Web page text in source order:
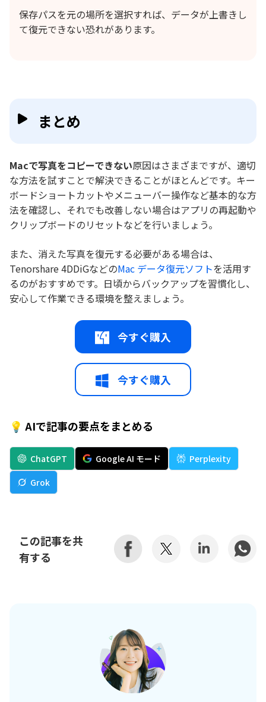
保存パスを元の場所を選択すれば、データが上書きし
て復元できない恐れがあります。
まとめ
Macで写真をコピーできない原因はさまざまですが、適切
な方法を試すことで解決できることがほとんどです。キー
ボードショートカットやメニューバー操作など基本的な方
法を確認し、それでも改善しない場合はアプリの再起動や
クリップボードのリセットなどを行いましょう。
また、消えた写真を復元する必要がある場合は、
Tenorshare 4DDiGなどのMac データ復元ソフトを活用す
るのがおすすめです。日頃からバックアップを習慣化し、
安心して作業できる環境を整えましょう。
今すぐ購入
今すぐ購入
💡 AIで記事の要点をまとめる
ChatGPT Google AI モード
Perplexity
Grok
この記事を共
有する